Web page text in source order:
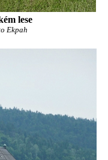
lese
Ekpah